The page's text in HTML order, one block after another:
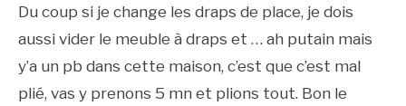
Du coup si je change les draps de place, je dois
aussi vider le meuble à draps et … ah putain mais
y’a un pb dans cette maison, c’est que c’est mal
plié, vas y prenons 5 mn et plions tout. Bon le